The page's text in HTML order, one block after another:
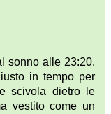
sonno alle 23:20.
in tempo per
scivola dietro le
vestito come un